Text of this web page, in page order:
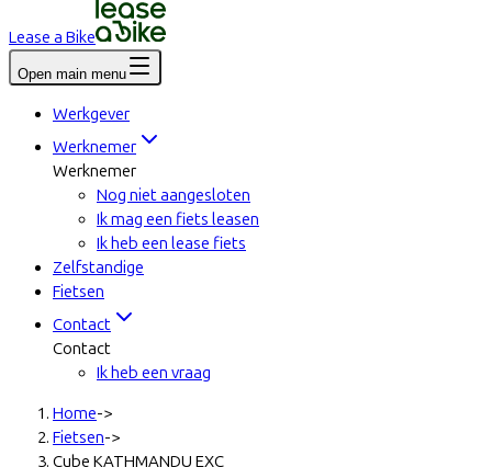
Lease a Bike
Open main menu
Werkgever
Werknemer
Werknemer
Nog niet aangesloten
Ik mag een fiets leasen
Ik heb een lease fiets
Zelfstandige
Fietsen
Contact
Contact
Ik heb een vraag
Home->
Fietsen->
Cube KATHMANDU EXC